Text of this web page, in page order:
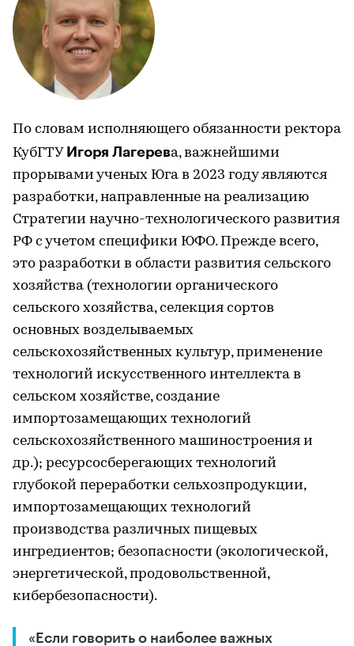
По словам исполняющего обязанности ректора
КубГТУ Игоря Лагерева, важнейшими
прорывами ученых Юга в 2023 году являются
разработки, направленные на реализацию
Стратегии научно-технологического развития
РФ с учетом специфики ЮФО. Прежде всего,
это разработки в области развития сельского
хозяйства (технологии органического
сельского хозяйства, селекция сортов
основных возделываемых
сельскохозяйственных культур, применение
технологий искусственного интеллекта в
сельском хозяйстве, создание
импортозамещающих технологий
сельскохозяйственного машиностроения и
др.); ресурсосберегающих технологий
глубокой переработки сельхозпродукции,
импортозамещающих технологий
производства различных пищевых
ингредиентов; безопасности (экологической,
энергетической, продовольственной,
кибербезопасности).
«Если говорить о наиболее важных